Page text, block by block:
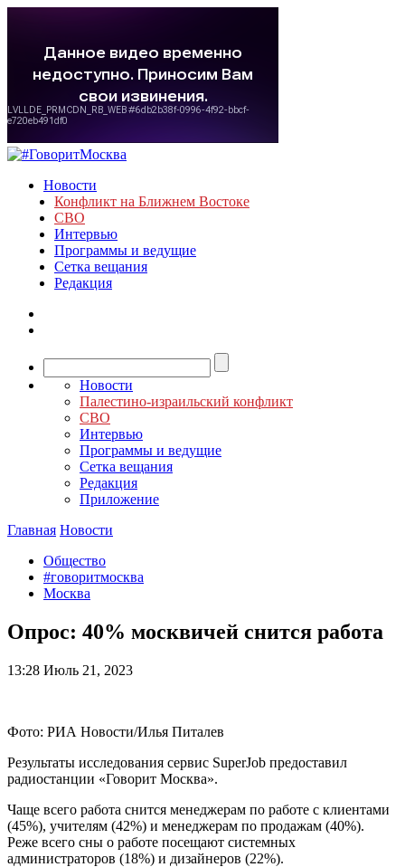
Новости
Конфликт на Ближнем Востоке
СВО
Интервью
Программы и ведущие
Сетка вещания
Редакция
Новости
Палестино-израильский конфликт
СВО
Интервью
Программы и ведущие
Сетка вещания
Редакция
Приложение
Главная Новости
Общество
#говоритмосква
Москва
Опрос: 40% москвичей снится работа
13:28 Июль 21, 2023
Фото: РИА Новости/Илья Питалев
Результаты исследования сервис SuperJob предоставил
радиостанции «Говорит Москва».
Чаще всего работа снится менеджерам по работе с клиентами
(45%), учителям (42%) и менеджерам по продажам (40%).
Реже всего сны о работе посещают системных
администраторов (18%) и дизайнеров (22%).